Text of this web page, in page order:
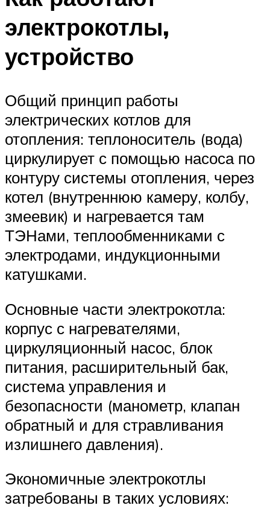
электрокотлы,
устройство
Общий принцип работы
электрических котлов для
отопления: теплоноситель (вода)
циркулирует с помощью насоса по
контуру системы отопления, через
котел (внутреннюю камеру, колбу,
змеевик) и нагревается там
ТЭНами, теплообменниками с
электродами, индукционными
катушками.
Основные части электрокотла:
корпус с нагревателями,
циркуляционный насос, блок
питания, расширительный бак,
система управления и
безопасности (манометр, клапан
обратный и для стравливания
излишнего давления).
Экономичные электрокотлы
затребованы в таких условиях: